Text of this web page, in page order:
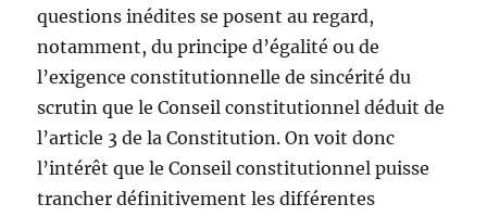
questions inédites se posent au regard,
notamment, du principe d’égalité ou de
l’exigence constitutionnelle de sincérité du
scrutin que le Conseil constitutionnel déduit de
l’article 3 de la Constitution. On voit donc
l’intérêt que le Conseil constitutionnel puisse
trancher définitivement les différentes